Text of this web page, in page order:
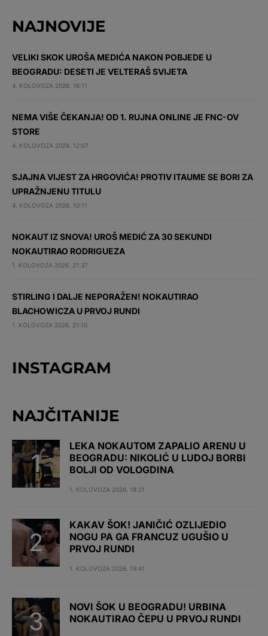
NAJNOVIJE
VELIKI SKOK UROŠA MEDIĆA NAKON POBJEDE U
BEOGRADU: DESETI JE VELTERAŠ SVIJETA
4. KOLOVOZA 2026. 16:11
NEMA VIŠE ČEKANJA! OD 1. RUJNA ONLINE JE FNC-OV
STORE
4. KOLOVOZA 2026. 12:07
SJAJNA VIJEST ZA HRGOVIĆA! PROTIV ITAUME SE BORI ZA
UPRAŽNJENU TITULU
4. KOLOVOZA 2026. 10:11
NOKAUT IZ SNOVA! UROŠ MEDIĆ ZA 30 SEKUNDI
NOKAUTIRAO RODRIGUEZA
1. KOLOVOZA 2026. 21:37
STIRLING I DALJE NEPORAŽEN! NOKAUTIRAO
BLACHOWICZA U PRVOJ RUNDI
1. KOLOVOZA 2026. 21:10
INSTAGRAM
NAJČITANIJE
LEKA NOKAUTOM ZAPALIO ARENU U
BEOGRADU: NIKOLIĆ U LUDOJ BORBI
BOLJI OD VOLOGDINA
1. KOLOVOZA 2026. 18:21
KAKAV ŠOK! JANIČIĆ OZLIJEDIO
NOGU PA GA FRANCUZ UGUŠIO U
PRVOJ RUNDI
1. KOLOVOZA 2026. 19:41
NOVI ŠOK U BEOGRADU! URBINA
NOKAUTIRAO ČEPU U PRVOJ RUNDI